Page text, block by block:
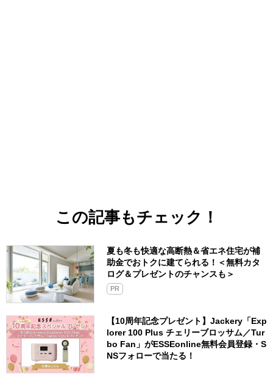
この記事もチェック！
夏も冬も快適な高断熱＆省エネ住宅が補
助金でおトクに建てられる！＜無料カタ
ログ＆プレゼントのチャンスも＞
PR
【10周年記念プレゼント】Jackery「Exp
lorer 100 Plus チェリーブロッサム／Tur
bo Fan」がESSEonline無料会員登録・S
NSフォローで当たる！